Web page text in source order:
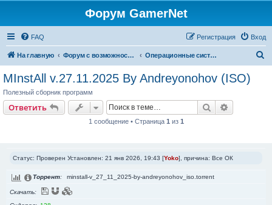
Форум GamerNet
FAQ Вход
Регистрация
На главную Форум с возможностью раздачи Торрент файлов. Операционные системы от Microsoft
MInstAll v.27.11.2025 By Andreyonohov (ISO)
Полезный сборник программ
Ответить Поиск
1 сообщение • Страница 1 из 1
Статус: Проверен Установлен: 21 янв 2026, 19:43 [Yoko], причина: Все ОК
Торрент minstall-v_27_11_2025-by-andreyonohov_iso.torrent
Скачать